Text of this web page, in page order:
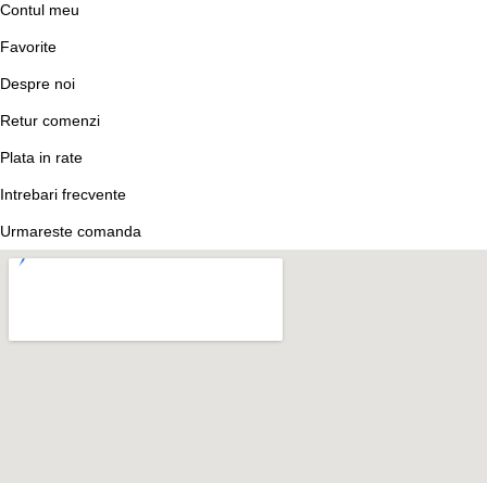
Contul meu
Favorite
Despre noi
Retur comenzi
Plata in rate
Intrebari frecvente
Urmareste comanda